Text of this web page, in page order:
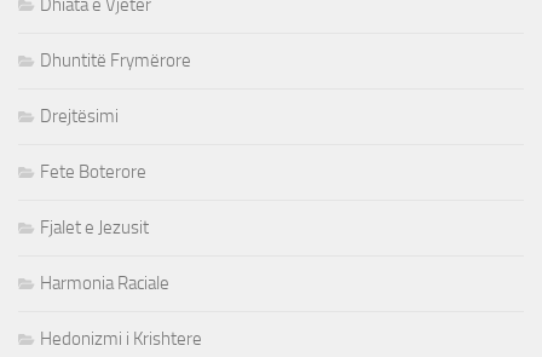
Dhiata e Vjeter
Dhuntitë Frymërore
Drejtësimi
Fete Boterore
Fjalet e Jezusit
Harmonia Raciale
Hedonizmi i Krishtere